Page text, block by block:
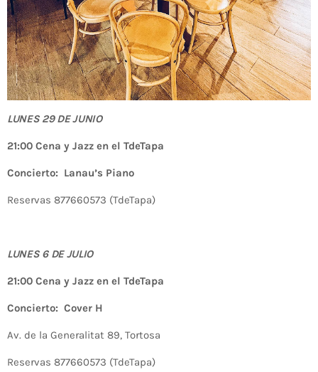
LUNES 29 DE JUNIO
21:00 Cena y Jazz en el TdeTapa
Concierto: Lanau’s Piano
Reservas 877660573 (TdeTapa)
LUNES 6 DE JULIO
21:00 Cena y Jazz en el TdeTapa
Concierto: Cover H
Av. de la Generalitat 89, Tortosa
Reservas 877660573 (TdeTapa)